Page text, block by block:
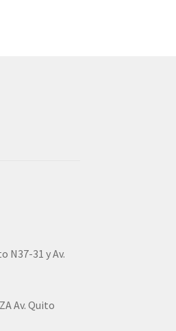
N37-31 y Av.
Av. Quito